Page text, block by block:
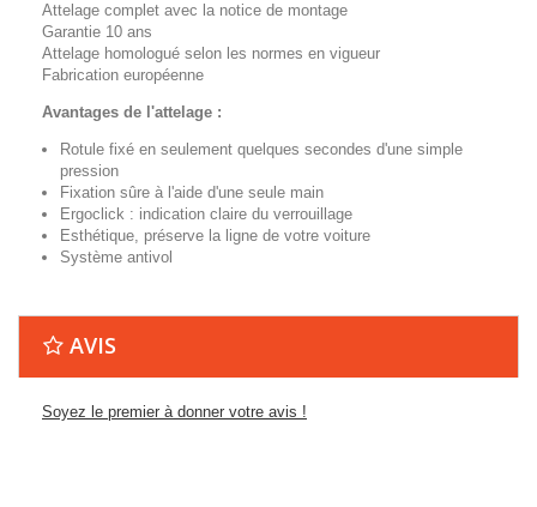
Attelage complet avec la notice de montage
Garantie 10 ans
Attelage homologué selon les normes en vigueur
Fabrication européenne
Avantages de l'attelage :
Rotule fixé en seulement quelques secondes d'une simple
pression
Fixation sûre à l'aide d'une seule main
Ergoclick : indication claire du verrouillage
Esthétique, préserve la ligne de votre voiture
Système antivol
AVIS
Soyez le premier à donner votre avis !